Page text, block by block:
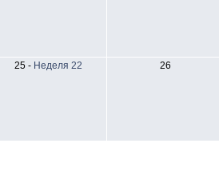
25- Неделя 22 26